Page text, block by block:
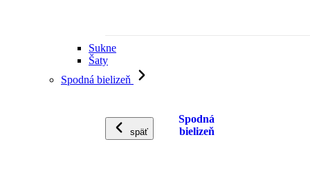
Sukne
Šaty
Spodná bielizeň
späť
Spodná
bielizeň